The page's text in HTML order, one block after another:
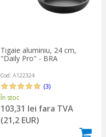
Tigaie aluminiu, 24 cm,
"Daily Pro" - BRA
Cod: A122324
(3)
În stoc
103,31 lei fara TVA
(21,2 EUR)